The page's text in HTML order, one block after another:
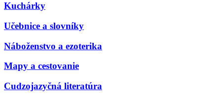
Kuchárky
Učebnice a slovníky
Náboženstvo a ezoterika
Mapy a cestovanie
Cudzojazyčná literatúra